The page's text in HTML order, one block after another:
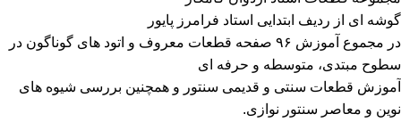
گوشه ای از ردیف ابتدایی استاد فرامرز پایور
در مجموع آموزش ۹۶ صفحه قطعات معروف و اتود های گوناگون در
سطوح مبتدی، متوسطه و حرفه ای
آموزش قطعات سنتی و قدیمی سنتور و همچنین بررسی شیوه های
نوین و معاصر سنتور نوازی.